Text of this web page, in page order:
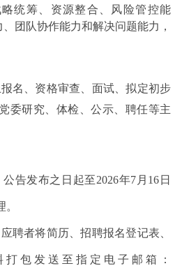
统筹、资源整合、风险管控能
团队协作能力和解决问题能力，
名、资格审查、面试、拟定初步
委研究、体检、公示、聘任等主
公告发布之日起至2026年7月16日
聘者将简历、招聘报名登记表、
包发送至指定电子邮箱：